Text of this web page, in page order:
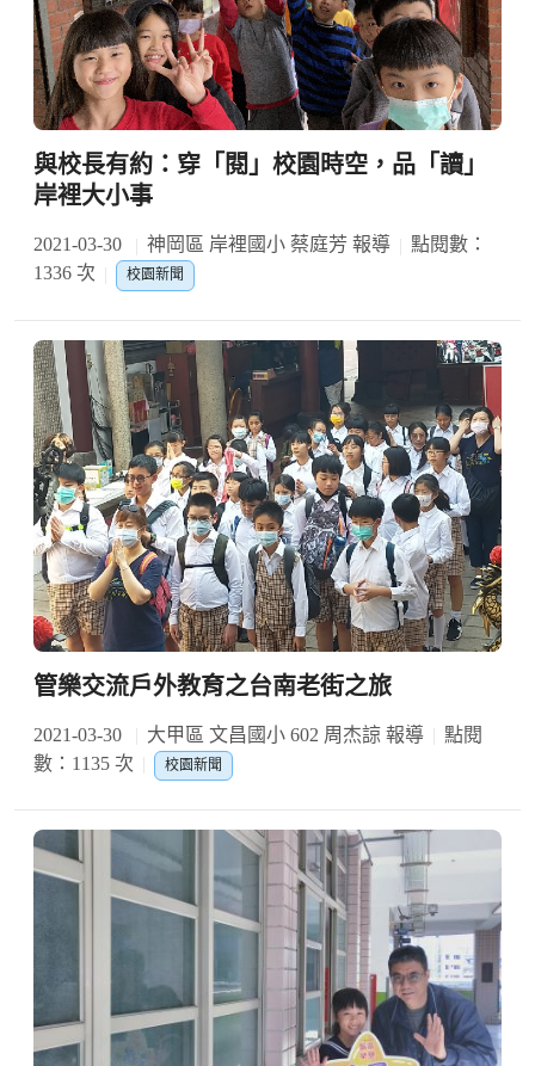
與校長有約：穿「閱」校園時空，品「讀」
岸裡大小事
2021-03-30 神岡區 岸裡國小 蔡庭芳 報導
點閱數：
1336 次
校園新聞
管樂交流戶外教育之台南老街之旅
2021-03-30 大甲區 文昌國小 602 周杰諒 報導
點閱
數：1135 次
校園新聞